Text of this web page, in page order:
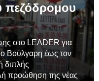
πεζόδρομου
στο LEADER για
Βούλγαρη έως τον
διπλής
προώθηση της νέας